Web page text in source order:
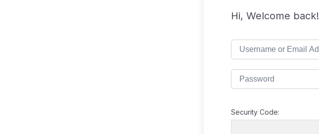
Hi, Welcome back!
Security Code: